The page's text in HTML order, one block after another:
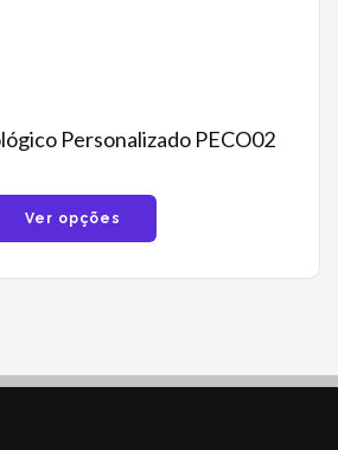
Personalizado PECO02
Ver opções